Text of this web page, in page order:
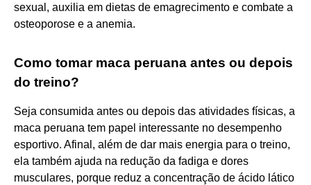
sexual, auxilia em dietas de emagrecimento e combate a
osteoporose e a anemia.
Como tomar maca peruana antes ou depois
do treino?
Seja consumida antes ou depois das atividades físicas, a
maca peruana tem papel interessante no desempenho
esportivo. Afinal, além de dar mais energia para o treino,
ela também ajuda na redução da fadiga e dores
musculares, porque reduz a concentração de ácido lático